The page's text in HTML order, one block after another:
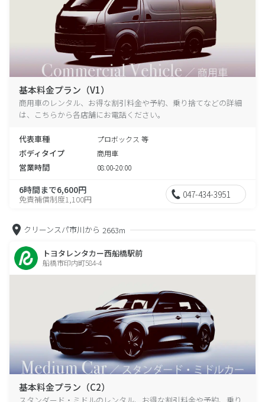
基本料金プラン（V1）
商用車のレンタル、お得な割引料金や予約、乗り捨てなどの詳細
は、こちらから各店舗にお電話ください。
代表車種 プロボックス 等
ボディタイプ 商用車
営業時間 08:00-20:00
6時間まで6,600円
免責補償制度1,100円 047-434-3951
クリーンスパ市川から 2663m
トヨタレンタカー西船橋駅前
船橋市印内町584-4
基本料金プラン（C2）